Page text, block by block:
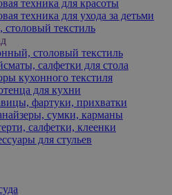
техника для красоты
техника для ухода за детьми
текстиль
столовый текстиль
салфетки для стола
кухонного текстиля
для кухни
фартуки, прихватки
сумки, карманы
салфетки, клеенки
для стульев